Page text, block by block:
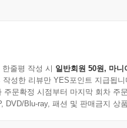
줄평 작성 시 일반회원 50원, 마니
성한 리뷰만 YES포인트 지급됩니
주문확정 시점부터 마지막 회차 주
DVD/Blu-ray, 패션 및 판매금지 상